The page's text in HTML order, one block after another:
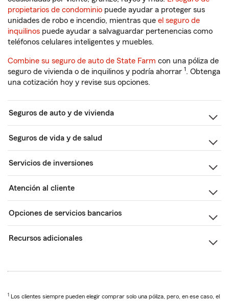
propietarios de condominio puede ayudar a proteger sus
unidades de robo e incendio, mientras que el seguro de
inquilinos puede ayudar a salvaguardar pertenencias como
teléfonos celulares inteligentes y muebles.
Combine su seguro de auto de State Farm con una póliza de
seguro de vivienda o de inquilinos y podría ahorrar 1. Obtenga
una cotización hoy y revise sus opciones.
Seguros de auto y de vivienda
Seguros de vida y de salud
Servicios de inversiones
Atención al cliente
Opciones de servicios bancarios
Recursos adicionales
1 Los clientes siempre pueden elegir comprar solo una póliza, pero, en ese caso, el